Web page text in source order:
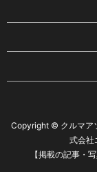
Copyright © クルマア
式会社
【掲載の記事・